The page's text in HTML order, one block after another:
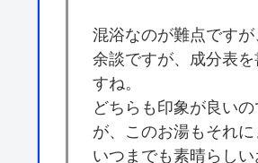
混浴なのが難点ですが
余談ですが、成分表
すね。
どちらも印象が良い
が、このお湯もそれ
いつまでも素晴らし